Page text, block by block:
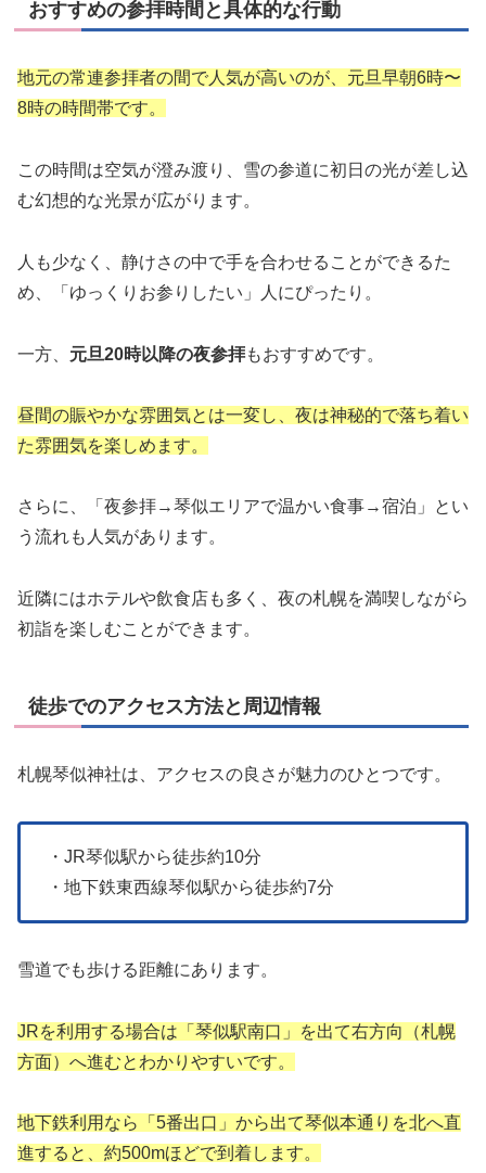
おすすめの参拝時間と具体的な行動
地元の常連参拝者の間で人気が高いのが、元旦早朝6時〜
8時の時間帯です。
この時間は空気が澄み渡り、雪の参道に初日の光が差し込
む幻想的な光景が広がります。
人も少なく、静けさの中で手を合わせることができるた
め、「ゆっくりお参りしたい」人にぴったり。
一方、 元旦20時以降の夜参拝もおすすめです。
昼間の賑やかな雰囲気とは一変し、夜は神秘的で落ち着い
た雰囲気を楽しめます。
さらに、「夜参拝→琴似エリアで温かい食事→宿泊」とい
う流れも人気があります。
近隣にはホテルや飲食店も多く、夜の札幌を満喫しながら
初詣を楽しむことができます。
徒歩でのアクセス方法と周辺情報
札幌琴似神社は、アクセスの良さが魅力のひとつです。
・JR琴似駅から徒歩約10分
・地下鉄東西線琴似駅から徒歩約7分
雪道でも歩ける距離にあります。
JRを利用する場合は「琴似駅南口」を出て右方向（札幌
方面）へ進むとわかりやすいです。
地下鉄利用なら「5番出口」から出て琴似本通りを北へ直
進すると、約500mほどで到着します。